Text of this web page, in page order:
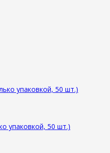
упаковкой, 50 шт.)